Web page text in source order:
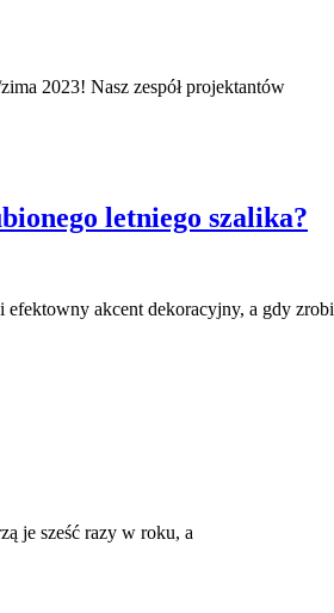
2023! Nasz zespół projektantów
letniego szalika?
akcent dekoracyjny, a gdy zrobi
je sześć razy w roku, a